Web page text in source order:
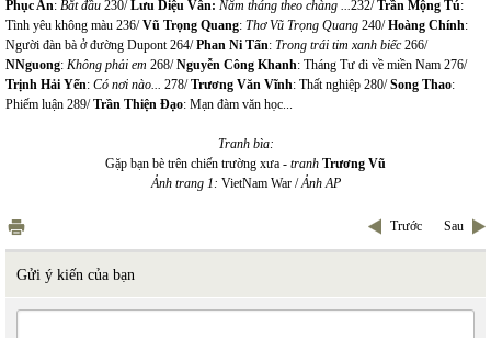
Phục An: Bắt đầu 230/Lưu Diệu Vân: Năm tháng theo chàng ...232/Trần Mộng Tú:
Tình yêu không màu 236/Vũ Trọng Quang: Thơ Vũ Trọng Quang 240/Hoàng Chính:
Người đàn bà ở đường Dupont 264/Phan Ni Tấn: Trong trái tim xanh biếc266/
NNguong: Không phải em 268/Nguyễn Công Khanh: Tháng Tư đi về miền Nam 276/
Trịnh Hải Yến: Có nơi nào... 278/Trương Văn Vĩnh: Thất nghiệp 280/Song Thao:
Phiếm luận 289/Trần Thiện Đạo: Mạn đàm văn học...
Tranh bìa:
Gặp bạn bè trên chiến trường xưa - tranh Trương Vũ
Ảnh trang 1: VietNam War /Ảnh AP
Trước Sau
Gửi ý kiến của bạn